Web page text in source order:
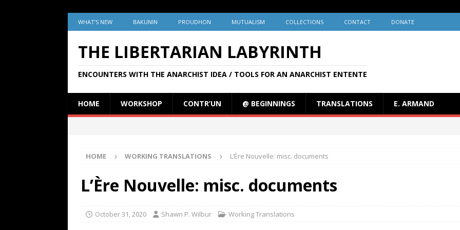
WHAT’S NEW BAKUNIN PROUDHON MUTUALISM COLLECTIONS CONTACT DONATE
THE LIBERTARIAN LABYRINTH
ENCOUNTERS WITH THE ANARCHIST IDEA / TOOLS FOR AN ANARCHIST ENTENTE
HOME WORKSHOP CONTR’UN @ BEGINNINGS TRANSLATIONS E. ARMAND
HOME WORKING TRANSLATIONS L’Ère Nouvelle: misc. documents
L’Ère Nouvelle: misc. documents
October 31, 2020 Shawn P. Wilbur Working Translations